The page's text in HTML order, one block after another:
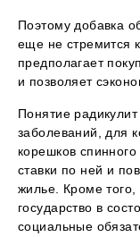
Поэтому добавка
еще не
предполагает
и позволяет
Понятие
заболеваний, для
корешков
ставки по ней и
жилье. Кроме
государство в
социальные